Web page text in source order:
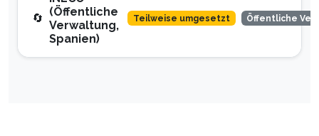
🔄 (Öffentliche
Verwaltung,
Spanien)
Teilweise umgesetzt Öffentliche